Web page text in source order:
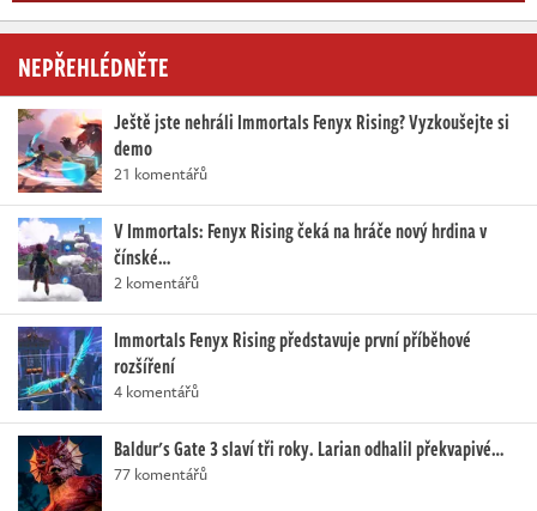
NEPŘEHLÉDNĚTE
Ještě jste nehráli Immortals Fenyx Rising? Vyzkoušejte si
demo
21 komentářů
V Immortals: Fenyx Rising čeká na hráče nový hrdina v
čínské…
2 komentářů
Immortals Fenyx Rising představuje první příběhové
rozšíření
4 komentářů
Baldur's Gate 3 slaví tři roky. Larian odhalil překvapivé…
77 komentářů